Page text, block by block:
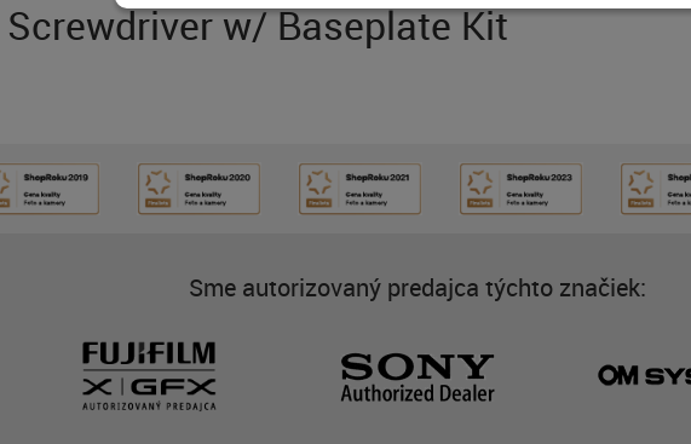
w/ Baseplate Kit
Sme autorizovaný predajca týchto značiek: